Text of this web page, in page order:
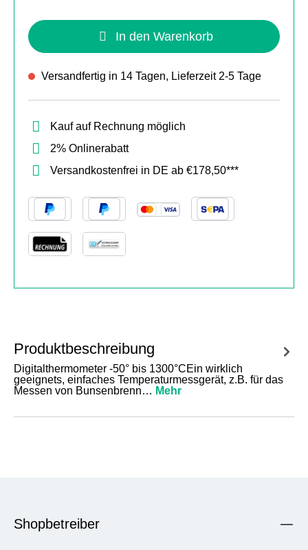
In den Warenkorb
Versandfertig in 14 Tagen, Lieferzeit 2-5 Tage
Kauf auf Rechnung möglich
2% Onlinerabatt
Versandkostenfrei in DE ab €178,50***
Produktbeschreibung
Digitalthermometer -50° bis 1300°CEin wirklich
geeignets, einfaches Temperaturmessgerät, z.B. für das
Messen von Bunsenbrenn… Mehr
Shopbetreiber